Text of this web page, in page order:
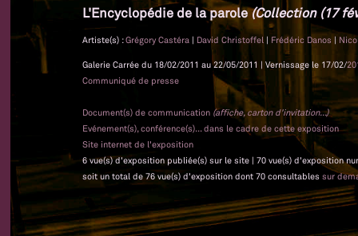
L'Encyclopédie de la parole(Collection (17
Artiste(s) :Grégory Castéra | David Christoffel | Frédéric Danos |
Galerie Carrée du 18/02/2011 au 22/05/2011 | Vernissage le 17/02/
Communiqué de presse
Document(s) de communication (affiche, carton d'invitation...)
Evénement(s), conférence(s)... dans le cadre de cette exposition
Site internet de l'exposition
6 vue(s) d'exposition publiée(s) sur le site | 70 vue(s) d'exposition
soit un total de 76 vue(s) d'exposition dont 70 consultables sur